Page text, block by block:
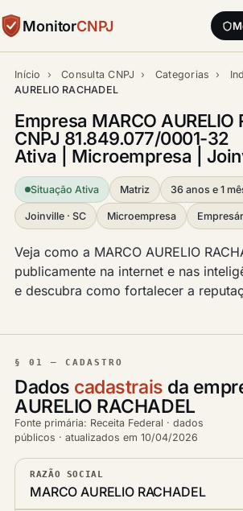
MonitorCNPJ
Início › Consulta CNPJ › Categorias ›
AURELIO RACHADEL
Empresa MARCO AURELIO
CNPJ 81.849.077/0001-32
Ativa | Microempresa |
Situação Ativa Matriz 36 anos e 1
Joinville · SC Microempresa
Veja como a MARCO AURELIO
publicamente na internet e nas
e descubra como fortalecer a
§ 01 — CADASTRO
Dados cadastrais da
AURELIO RACHADEL
Fonte primária: Receita Federal · dados
públicos · atualizados em 10/04/2026
RAZÃO SOCIAL
MARCO AURELIO RACHADEL